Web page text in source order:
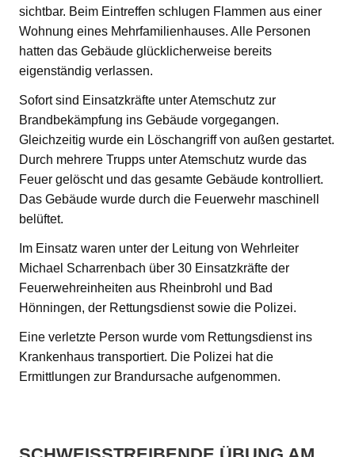
sichtbar. Beim Eintreffen schlugen Flammen aus einer
Wohnung eines Mehrfamilienhauses. Alle Personen
hatten das Gebäude glücklicherweise bereits
eigenständig verlassen.
Sofort sind Einsatzkräfte unter Atemschutz zur
Brandbekämpfung ins Gebäude vorgegangen.
Gleichzeitig wurde ein Löschangriff von außen gestartet.
Durch mehrere Trupps unter Atemschutz wurde das
Feuer gelöscht und das gesamte Gebäude kontrolliert.
Das Gebäude wurde durch die Feuerwehr maschinell
belüftet.
Im Einsatz waren unter der Leitung von Wehrleiter
Michael Scharrenbach über 30 Einsatzkräfte der
Feuerwehreinheiten aus Rheinbrohl und Bad
Hönningen, der Rettungsdienst sowie die Polizei.
Eine verletzte Person wurde vom Rettungsdienst ins
Krankenhaus transportiert. Die Polizei hat die
Ermittlungen zur Brandursache aufgenommen.